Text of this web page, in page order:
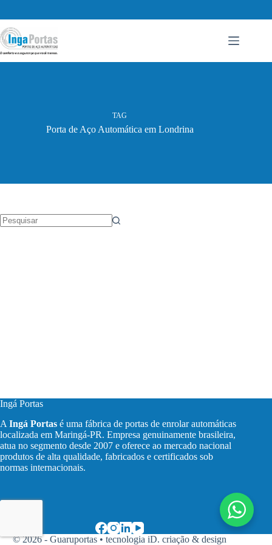
conteúdo
TAG
Porta de Aço Automática em Londrina
Ingá Portas
A Ingá Portas é uma fábrica de portas de enrolar automáticas
localizada em Maringá-PR. Empresa genuinamente brasileira,
atua no segmento desde 2007 e oferece ao mercado nacional
produtos de alta qualidade, fabricados e certificados sob
normas internacionais.
© 2026 - Guaruportas •tecnologia iD. criação & design